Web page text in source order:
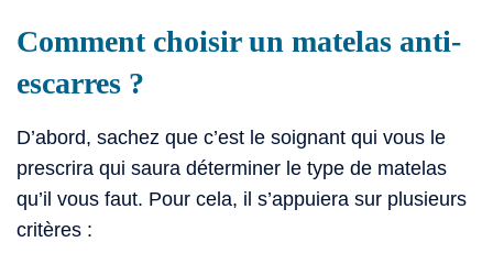
viscoélastique
Alova XXL
escarre
gaufrier
Comment choisir un matelas anti-
escarres ?
D’abord, sachez que c’est le soignant qui vous le
prescrira qui saura déterminer le type de matelas
qu’il vous faut. Pour cela, il s’appuiera sur plusieurs
critères :